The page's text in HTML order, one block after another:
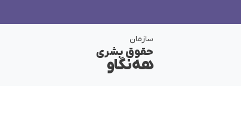
سازمان
حقوق بشری
هەنگاو